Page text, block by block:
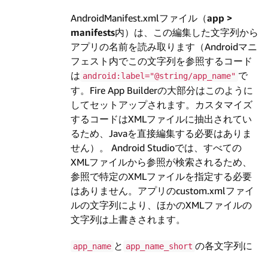
AndroidManifest.xmlファイル（app >
manifests内）は、この編集した文字列から
アプリの名前を読み取ります（Androidマニ
フェスト内でこの文字列を参照するコード
は android:label="@string/app_name" で
す。Fire App Builderの大部分はこのように
してセットアップされます。カスタマイズ
するコードはXMLファイルに抽出されてい
るため、Javaを直接編集する必要はありま
せん）。 Android Studioでは、すべての
XMLファイルから参照が検索されるため、
参照で特定のXMLファイルを指定する必要
はありません。アプリのcustom.xmlファイ
ルの文字列により、ほかのXMLファイルの
文字列は上書きされます。
app_name と app_name_short の各文字列に